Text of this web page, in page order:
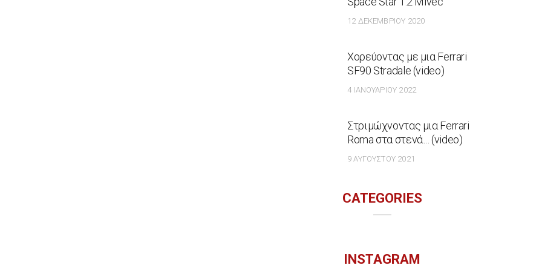
12 ΔΕΚΕΜΒΡΊΟΥ 2020
Χορεύοντας με μια Ferrari
SF90 Stradale (video)
4 ΙΑΝΟΥΑΡΊΟΥ 2022
Στριμώχνοντας μια Ferrari
Roma στα στενά… (video)
9 ΑΥΓΟΎΣΤΟΥ 2021
CATEGORIES
INSTAGRAM